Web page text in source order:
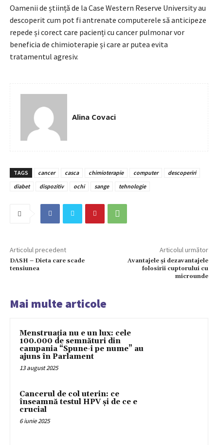
Oamenii de știință de la Case Western Reserve University au
descoperit cum pot fi antrenate computerele să anticipeze
repede și corect care pacienți cu cancer pulmonar vor
beneficia de chimioterapie și care ar putea evita
tratamentul agresiv.
Alina Covaci
TAGS cancer casca chimioterapie computer
descoperiri
diabet
dispozitiv ochi sange tehnologie
Articolul precedent
DASH – Dieta care scade
tensiunea
Articolul următor
Avantajele și dezavantajele
folosirii cuptorului cu
microunde
Mai multe articole
Menstruația nu e un lux: cele
100.000 de semnături din
campania “Spune-i pe nume” au
ajuns în Parlament
13 august 2025
Cancerul de col uterin: ce
înseamnă testul HPV și de ce e
crucial
6 iunie 2025